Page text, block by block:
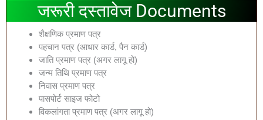
जरूरी दस्तावेज Documents
शैक्षणिक प्रमाण पत्र
पहचान पत्र (आधार कार्ड, पैन कार्ड)
जाति प्रमाण पत्र (अगर लागू हो)
जन्म तिथि प्रमाण पत्र
निवास प्रमाण पत्र
पासपोर्ट साइज फोटो
विकलांगता प्रमाण पत्र (अगर लागू हो)